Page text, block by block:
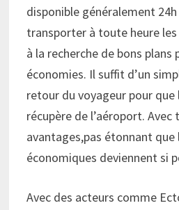
disponible généralement
transporter à toute heure les
à la recherche de bons plans
économies. Il suffit d’un
retour du voyageur pour
récupère de l’aéroport. Avec
avantages,pas étonnant que
économiques deviennent si
Avec des acteurs comme